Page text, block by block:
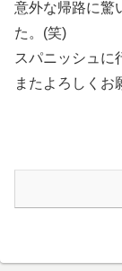
意外な帰路に驚
た。(笑)
スパニッシュに
またよろしくお